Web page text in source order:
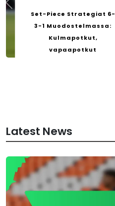
Set-Piece Strategiat 6-
3-1 Muodostelmassa:
Kulmapotkut,
vapaapotkut
Latest News